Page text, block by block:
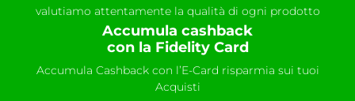
valutiamo attentamente la qualità di ogni prodotto
Accumula cashback
con la Fidelity Card
Accumula Cashback con l’E-Card risparmia sui tuoi
Acquisti